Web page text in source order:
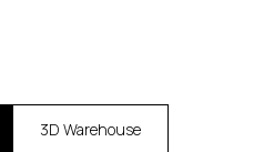
3D Warehouse